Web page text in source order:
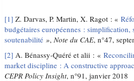
[1] Z. Darvas, P. Martin, X. Ragot : «
budgétaires européennes : simplification,
soutenabilité »,Note du CAE, n°47,
[2] A. Bénassy-Quéré et alii : «
market discipline : A constructive
CEPR Policy Insight, n°91, janvier 2018